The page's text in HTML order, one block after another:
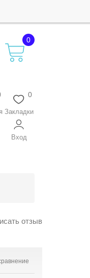
0
0
Закладки
Вход
отзыв